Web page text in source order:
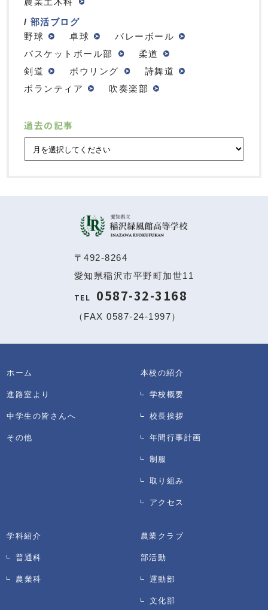
部活ブログ
野球
卓球
バレーボール
バスケットボール部
柔道
剣道
ボウリング
詩舞道
ボランティア
吹奏楽部
過去の記事
〒492-8264
愛知県稲沢市平野町加世11
TEL 0587-32-3168
（FAX 0587-24-1997）
ホーム
進路室より
中学生の皆さんへ
その他
本校の紹介
学校概要
校長挨拶
年間行事計画
制服
取り組み
アクセス
学科紹介
普通科
農業科
農業クラブ
部活動
運動部
文化部